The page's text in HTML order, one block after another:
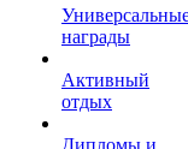
награды
Активный
отдых
Дипломы и